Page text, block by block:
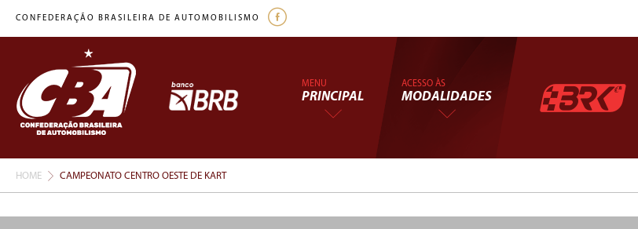
CONFEDERAÇÃO BRASILEIRA DE AUTOMOBILISMO
MENU
PRINCIPAL
ACESSO ÀS
MODALIDADES
HOME CAMPEONATO CENTRO OESTE DE KART